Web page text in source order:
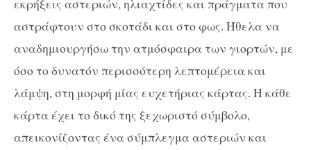
εκρήξεις αστεριών, ηλιαχτίδες και πράγματα που
αστράφτουν στο σκοτάδι και στο φως. Ήθελα να
αναδημιουργήσω την ατμόσφαιρα των γιορτών, με
όσο το δυνατόν περισσότερη λεπτομέρεια και
λάμψη, στη μορφή μίας ευχετήριας κάρτας. Η κάθε
κάρτα έχει το δικό της ξεχωριστό σύμβολο,
απεικονίζοντας ένα σύμπλεγμα αστεριών και